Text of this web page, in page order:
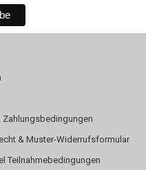
Zahlungsbedingungen
& Muster-Widerrufsformular
Teilnahmebedingungen